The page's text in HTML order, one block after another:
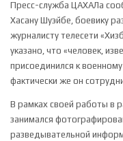
Пресс-служба ЦАХАЛа
Хасану Шуэйбе, боевику
журналисту телесети
указано, что «человек,
присоединился к
фактически же он
В рамках своей работы в
занимался
разведывательной